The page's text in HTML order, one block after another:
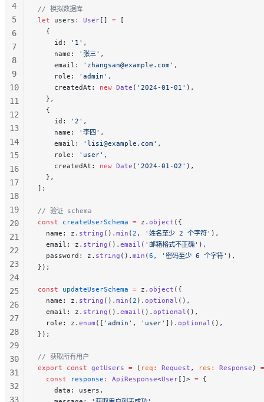
// 模拟数据库
let users : User[] = [
  {
    id:
'1' ,
    name:
'张三' ,
    email:
'zhangsan@example.com' ,
    role:
'admin' ,
    createdAt:
new Date ( '2024-01-01' ),
  },
  {
    id:
'2' ,
    name:
'李四' ,
    email:
'lisi@example.com' ,
    role:
'user' ,
    createdAt:
new Date ( '2024-01-02' ),
  },
];
// 验证 schema
const createUserSchema = z. object ({
  name: z.
string (). min (2 , '姓名至少 2 个字符' ),
  email: z.
string (). email ( '邮箱格式不正确' ),
  password: z.
string (). min (6 , '密码至少 6 个字符' ),
});
const updateUserSchema = z. object ({
  name: z.
string (). min (2 ). optional (),
  email: z.
string (). email (). optional (),
  role: z.
enum ([ 'admin' , 'user' ]). optional (),
});
// 获取所有用户
export const getUsers = ( req : Request , res : Response )
  const
response : ApiResponse<User[]> = {
    data: users,
4
5
6
7
8
9
10
11
12
13
14
15
16
17
18
19
20
21
22
23
24
25
26
27
28
29
30
31
32
33